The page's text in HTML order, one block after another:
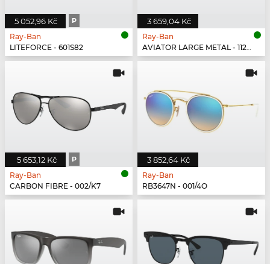
5 052,96 Kč P
Ray-Ban
LITEFORCE - 601S82
3 659,04 Kč
Ray-Ban
AVIATOR LARGE METAL - 112/17
5 653,12 Kč P
Ray-Ban
CARBON FIBRE - 002/K7
3 852,64 Kč
Ray-Ban
RB3647N - 001/4O